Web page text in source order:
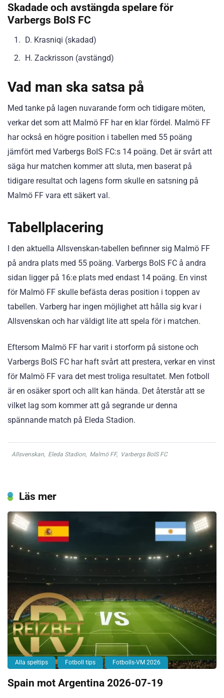
Skadade och avstängda spelare för
Varbergs BoIS FC
D. Krasniqi (skadad)
H. Zackrisson (avstängd)
Vad man ska satsa på
Med tanke på lagen nuvarande form och tidigare möten,
verkar det som att Malmö FF har en klar fördel. Malmö FF
har också en högre position i tabellen med 55 poäng
jämfört med Varbergs BoIS FC:s 14 poäng. Det är svårt att
säga hur matchen kommer att sluta, men baserat på
tidigare resultat och lagens form skulle en satsning på
Malmö FF vara ett säkert val.
Tabellplacering
I den aktuella Allsvenskan-tabellen befinner sig Malmö FF
på andra plats med 55 poäng. Varbergs BoIS FC å andra
sidan ligger på 16:e plats med endast 14 poäng. En vinst
för Malmö FF skulle befästa deras position i toppen av
tabellen. Varberg har ingen möjlighet att hålla sig kvar i
Allsvenskan och har väldigt lite att spela för i matchen.
Eftersom Malmö FF har varit i storform på sistone och
Varbergs BoIS FC har haft svårt att prestera, verkar en vinst
för Malmö FF vara det mest troliga resultatet. Men fotboll
är en osäker sport och allt kan hända. Det återstår att se
vilket lag som kommer att gå segrande ur denna
spännande match på Eleda Stadion.
Allsvenskan, Eleda Stadion, Malmö FF, Varbergs BoIS FC
Läs mer
Alla speltips Fotboll tips Fotbolls-VM 2026
Spain mot Argentina 2026-07-19